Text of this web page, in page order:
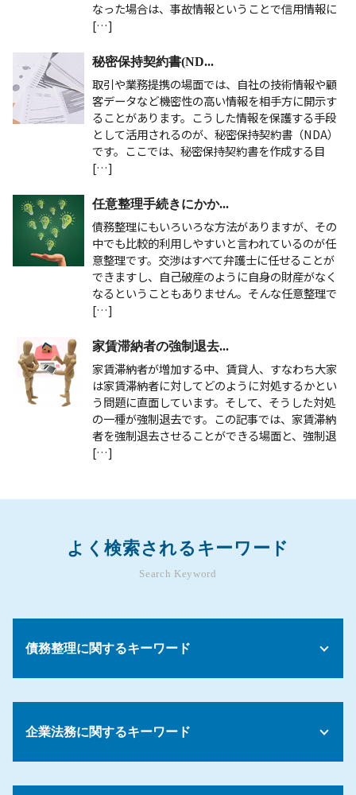
なった場合は、事故情報ということで信用情報に
[…]
秘密保持契約書(ND...
取引や業務提携の場面では、自社の技術情報や顧
客データなど機密性の高い情報を相手方に開示す
ることがあります。こうした情報を保護する手段
として活用されるのが、秘密保持契約書（NDA）
です。ここでは、秘密保持契約書を作成する目
[…]
任意整理手続きにかか...
債務整理にもいろいろな方法がありますが、その
中でも比較的利用しやすいと言われているのが任
意整理です。交渉はすべて弁護士に任せることが
できますし、自己破産のように自身の財産がなく
なるということもありません。そんな任意整理で
[…]
家賃滞納者の強制退去...
家賃滞納者が増加する中、賃貸人、すなわち大家
は家賃滞納者に対してどのように対処するかとい
う問題に直面しています。そして、そうした対処
の一種が強制退去です。この記事では、家賃滞納
者を強制退去させることができる場面と、強制退
[…]
よく検索されるキーワード
Search Keyword
債務整理に関するキーワード
債務 債権 意味
債務整理 訴訟
債務整理 認められない
企業法務に関するキーワード
労使 紛争